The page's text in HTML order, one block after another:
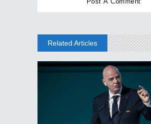
Related Articles